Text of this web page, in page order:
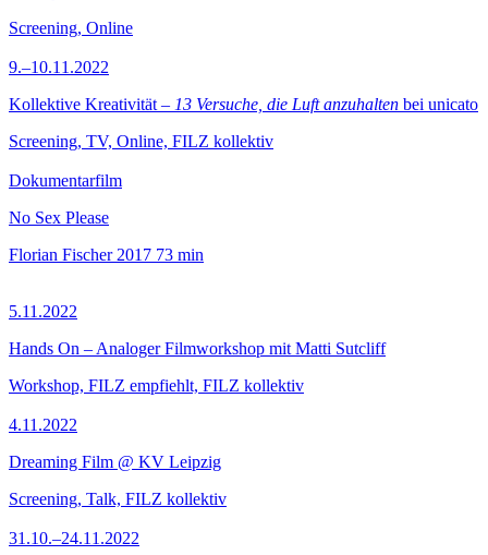
Screening, Online
9.–10.11.2022
Kollektive Kreativität – 13 Versuche, die Luft anzuhalten bei unicato
Screening, TV, Online, FILZ kollektiv
Dokumentarfilm
No Sex Please
Florian Fischer 2017 73 min
5.11.2022
Hands On – Analoger Filmworkshop mit Matti Sutcliff
Workshop, FILZ empfiehlt, FILZ kollektiv
4.11.2022
Dreaming Film @ KV Leipzig
Screening, Talk, FILZ kollektiv
31.10.–24.11.2022